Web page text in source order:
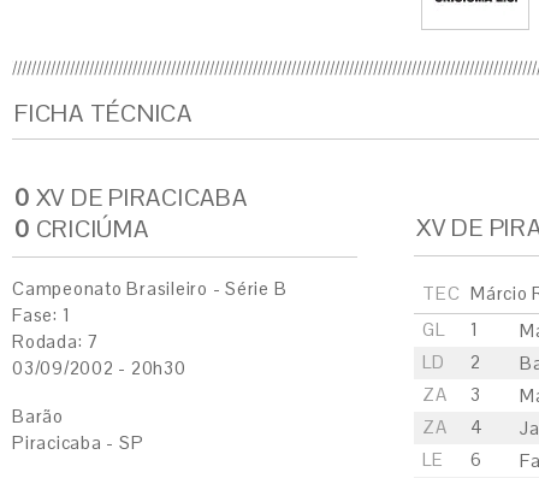
FICHA TÉCNICA
0 XV DE PIRACICABA
0 CRICIÚMA
Campeonato Brasileiro - Série B
Fase: 1
Rodada: 7
03/09/2002 - 20h30
Barão
Piracicaba - SP
XV DE
TEC Márcio
GL
1
LD
2
ZA
3
ZA
4
LE
6